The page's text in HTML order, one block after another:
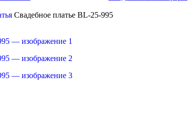
Свадебное платье BL-25-995